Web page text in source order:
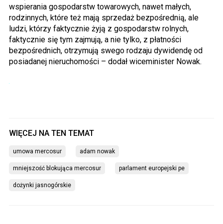
wspierania gospodarstw towarowych, nawet małych,
rodzinnych, które też mają sprzedaż bezpośrednią, ale
ludzi, którzy faktycznie żyją z gospodarstw rolnych,
faktycznie się tym zajmują, a nie tylko, z płatności
bezpośrednich, otrzymują swego rodzaju dywidendę od
posiadanej nieruchomości – dodał wiceminister Nowak.
umowa mercosur adam nowak
mniejszość blokująca mercosur parlament europejski pe
dożynki jasnogórskie